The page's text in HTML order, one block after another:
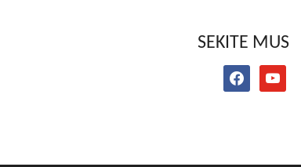
SEKITE MUS
facebookyoutube